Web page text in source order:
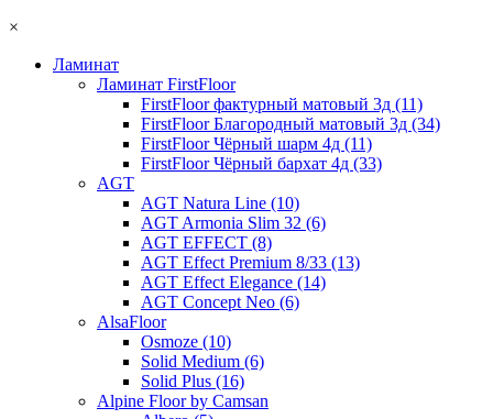
×
Ламинат
Ламинат FirstFloor
FirstFloor фактурный матовый 3д (11)
FirstFloor Благородный матовый 3д (34)
FirstFloor Чёрный шарм 4д (11)
FirstFloor Чёрный бархат 4д (33)
AGT
AGT Natura Line (10)
AGT Armonia Slim 32 (6)
AGT EFFECT (8)
AGT Effect Premium 8/33 (13)
AGT Effect Elegance (14)
AGT Concept Neo (6)
AlsaFloor
Osmoze (10)
Solid Medium (6)
Solid Plus (16)
Alpine Floor by Camsan